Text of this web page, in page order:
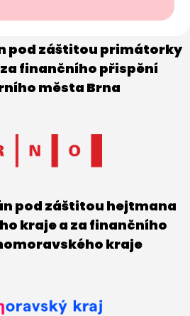
pod záštitou primátorky
finančního přispění
města Brna
pod záštitou hejtmana
kraje a za finančního
kraje